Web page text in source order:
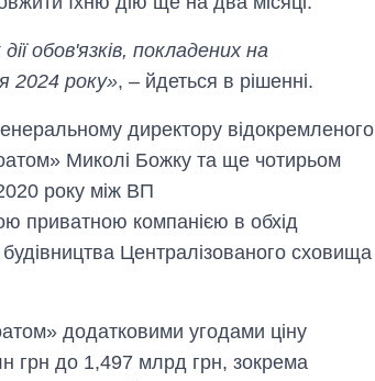
обов'язків, покладених на
2024 року», – йдеться в рішенні.
директору відокремленого
Миколі Божку та ще чотирьом
року між ВП
приватною компанією в обхід
Централізованого сховища
додатковими угодами ціну
грн до 1,497 млрд грн, зокрема
бюджет
оборони за 13
років війни з
росією